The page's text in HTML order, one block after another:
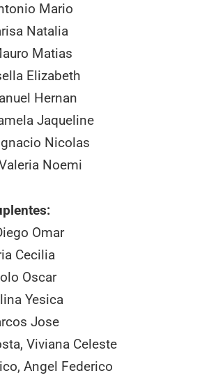
Mario
Natalia
Matias
Elizabeth
Hernan
Jaqueline
Nicolas
Noemi
Omar
Cecilia
Oscar
Yesica
Jose
Viviana Celeste
Angel Federico